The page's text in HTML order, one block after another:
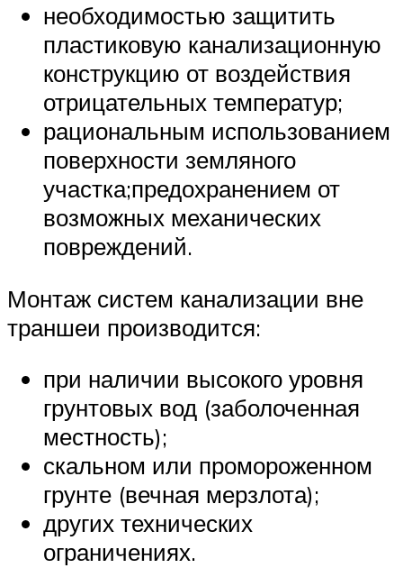
необходимостью защитить
пластиковую канализационную
конструкцию от воздействия
отрицательных температур;
рациональным использованием
поверхности земляного
участка;предохранением от
возможных механических
повреждений.
Монтаж систем канализации вне
траншеи производится:
при наличии высокого уровня
грунтовых вод (заболоченная
местность);
скальном или промороженном
грунте (вечная мерзлота);
других технических
ограничениях.